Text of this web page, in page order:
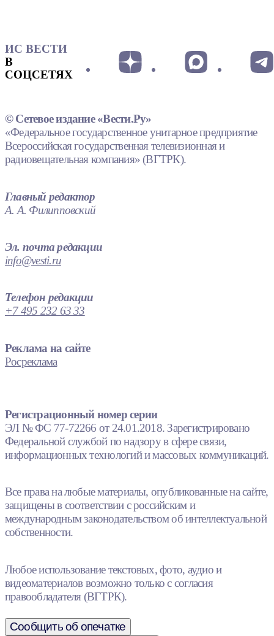
ИС ВЕСТИ
В
СОЦСЕТЯХ
© Сетевое издание «Вести.Ру»
«Федеральное государственное унитарное предприятие
Всероссийская государственная телевизионная и
радиовещательная компания» (ВГТРК).
Главный редактор
А. А. Филипповский
Эл. почта редакции
info@vesti.ru
Телефон редакции
+7 495 232 63 33
Реклама на сайте
Росреклама
Регистрационный номер серии
ЭЛ № ФС 77-72266 от 24.01.2018. Зарегистрировано
Федеральной службой по надзору в сфере связи,
информационных технологий и массовых коммуникаций.
Все права на любые материалы, опубликованные на сайте,
защищены в соответствии с российским и
международным законодательством об интеллектуальной
собственности.
Любое использование текстовых, фото, аудио и
видеоматериалов возможно только с согласия
правообладателя (ВГТРК).
Сообщить об опечатке